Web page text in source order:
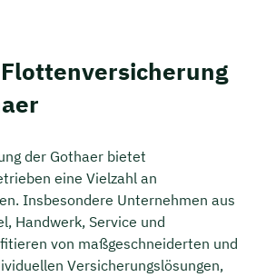
der Gothaer bietet
eine Vielzahl an
Insbesondere Unternehmen aus
Handwerk, Service und
von maßgeschneiderten und
Versicherungslösungen,